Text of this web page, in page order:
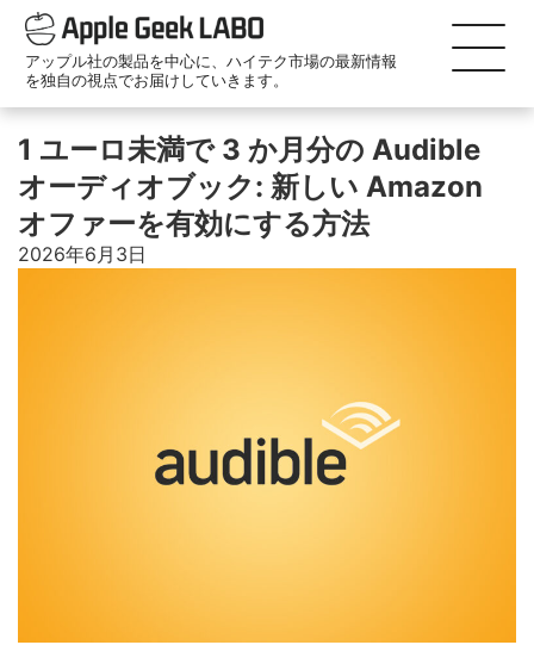
アップル社の製品を中心に、ハイテク市場の最新情報
を独自の視点でお届けしていきます。
1 ユーロ未満で 3 か月分の Audible
オーディオブック: 新しい Amazon
オファーを有効にする方法
2026年6月3日